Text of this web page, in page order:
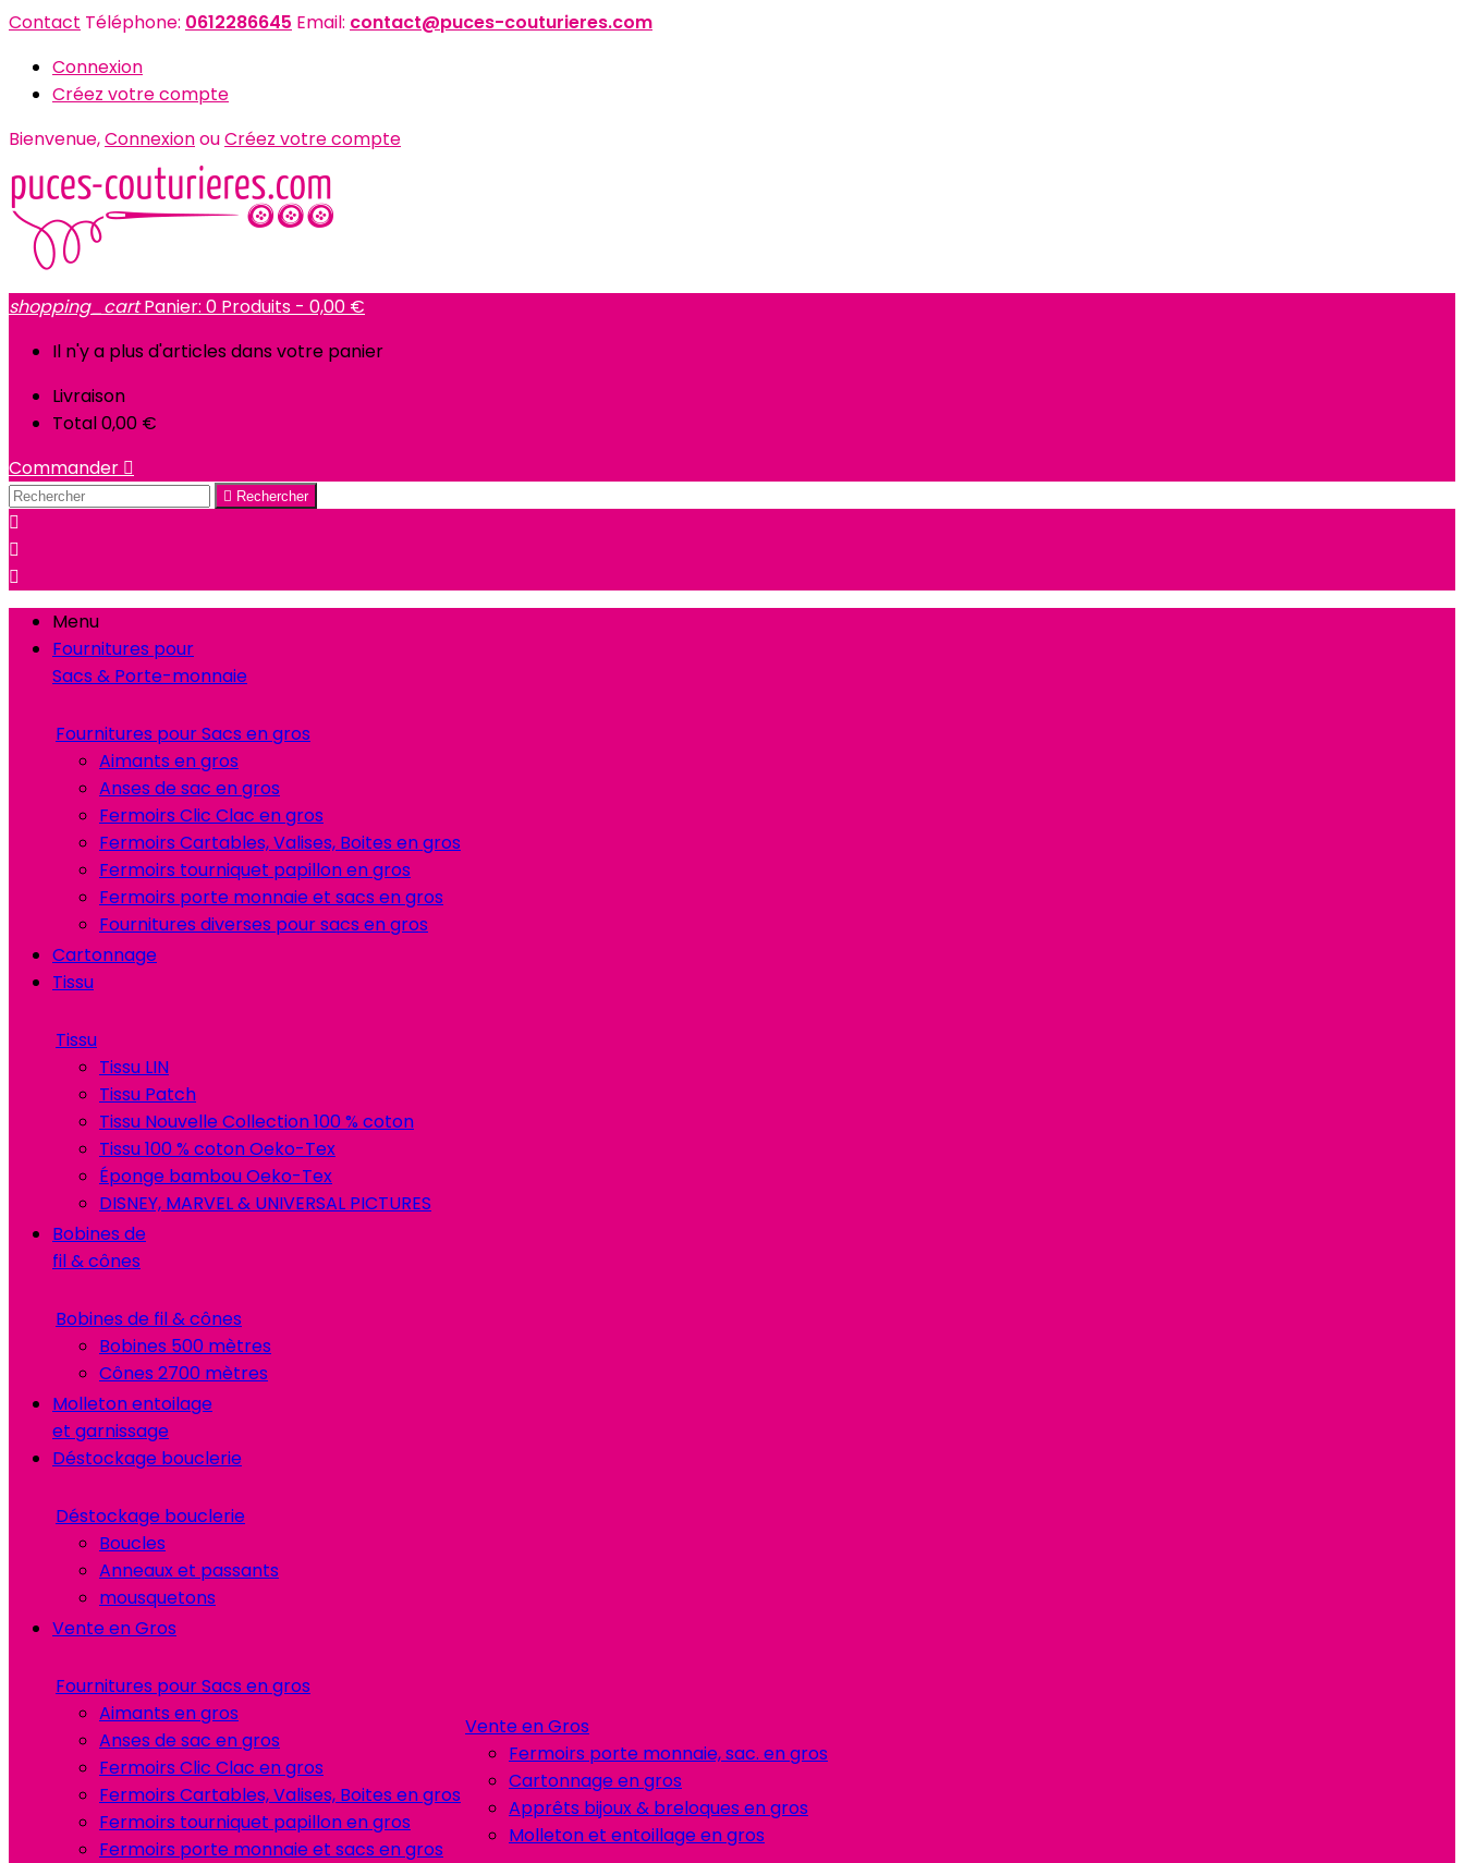
Contact Téléphone: 0612286645 Email: contact@puces-couturieres.com
Connexion
Créez votre compte
Bienvenue,ConnexionouCréez votre compte
shopping_cart Panier: 0 Produits - 0,00 €
Il n'y a plus d'articles dans votre panier
Livraison
Total0,00 €
Commander 
 Rechercher



Menu
Fournitures pour
Sacs & Porte-monnaie
Fournitures pour Sacs en gros
Aimants en gros
Anses de sac en gros
Fermoirs Clic Clac en gros
Fermoirs Cartables, Valises, Boites en gros
Fermoirs tourniquet papillon en gros
Fermoirs porte monnaie et sacs en gros
Fournitures diverses pour sacs en gros
Cartonnage
Tissu
Tissu
Tissu LIN
Tissu Patch
Tissu Nouvelle Collection 100 % coton
Tissu 100 % coton Oeko-Tex
Éponge bambou Oeko-Tex
DISNEY, MARVEL & UNIVERSAL PICTURES
Bobines de
fil & cônes
Bobines de fil & cônes
Bobines 500 mètres
Cônes 2700 mètres
Molleton entoilage
et garnissage
Déstockage bouclerie
Déstockage bouclerie
Boucles
Anneaux et passants
mousquetons
Vente en Gros
Fournitures pour Sacs en gros
Aimants en gros
Anses de sac en gros
Fermoirs Clic Clac en gros
Fermoirs Cartables, Valises, Boites en gros
Fermoirs tourniquet papillon en gros
Fermoirs porte monnaie et sacs en gros
Vente en Gros
Fermoirs porte monnaie, sac. en gros
Cartonnage en gros
Apprêts bijoux & breloques en gros
Molleton et entoillage en gros